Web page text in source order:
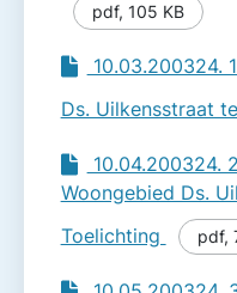
pdf, 105 KB
10.03.200324.
Ds. Uilkensstraat
10.04.200324.
Woongebied Ds.
Toelichting
pdf,